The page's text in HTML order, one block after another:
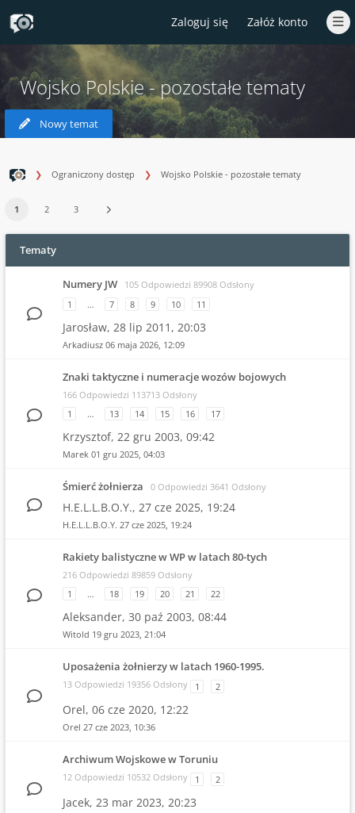
Zaloguj się Załóż konto
Wojsko Polskie - pozostałe tematy
Nowy temat
Ograniczony dostęp Wojsko Polskie - pozostałe tematy
1 2 3
Tematy
Numery JW
105 Odpowiedzi 89908 Odsłony
1
… 7 8 9 10 11
Jarosław, 28 lip 2011, 20:03
Arkadiusz 06 maja 2026, 12:09
Znaki taktyczne i numeracje wozów bojowych
166 Odpowiedzi 113713 Odsłony
1
… 13 14 15 16 17
Krzysztof, 22 gru 2003, 09:42
Marek 01 gru 2025, 04:03
Śmierć żołnierza 0 Odpowiedzi 3641 Odsłony
H.E.L.L.B.O.Y., 27 cze 2025, 19:24
H.E.L.L.B.O.Y. 27 cze 2025, 19:24
Rakiety balistyczne w WP w latach 80-tych
216 Odpowiedzi 89859 Odsłony
1
… 18 19 20 21 22
Aleksander, 30 paź 2003, 08:44
Witold 19 gru 2023, 21:04
Uposażenia żołnierzy w latach 1960-1995.
13 Odpowiedzi 19356 Odsłony 1 2
Orel, 06 cze 2020, 12:22
Orel 27 cze 2023, 10:36
Archiwum Wojskowe w Toruniu
12 Odpowiedzi 10532 Odsłony 1 2
Jacek, 23 mar 2023, 20:23